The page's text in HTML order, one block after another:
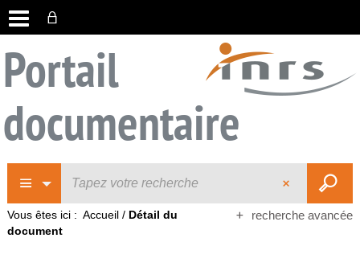
Portail
documentaire
recherche avancée
Vous êtes ici : Accueil / Détail du
document